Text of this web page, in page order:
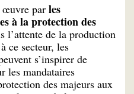
œuvre par les
à la protection des
l’attente de la production
ce secteur, les
s’inspirer de
les mandataires
des majeurs aux